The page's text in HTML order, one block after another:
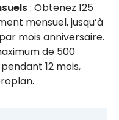
: Obtenez 125
mensuel, jusqu’à
mois anniversaire.
de 500
12 mois,